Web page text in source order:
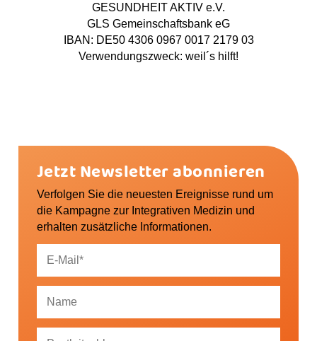
GESUNDHEIT AKTIV e.V.
GLS Gemeinschaftsbank eG
IBAN: DE50 4306 0967 0017 2179 03
Verwendungszweck: weil´s hilft!
Jetzt Newsletter abonnieren
Verfolgen Sie die neuesten Ereignisse rund um
die Kampagne zur Integrativen Medizin und
erhalten zusätzliche Informationen.